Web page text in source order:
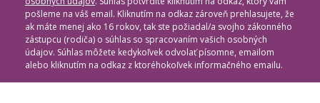
pošleme na váš email. Kliknutím na odkaz zároveň prehlasujete, že
ak máte menej ako 16 rokov, tak ste požiadal/a svojho zákonného
zástupcu (rodiča) o súhlas so spracovaním vašich osobných
údajov. Súhlas môžete kedykoľvek odvolať písomne, emailom
alebo kliknutím na odkaz z ktoréhokoľvek informačného emailu.